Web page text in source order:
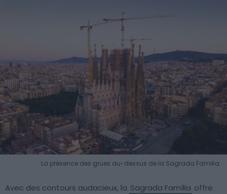
La présence des grues au-dessus de la Sagrada Familia
Avec des contours audacieux, la Sagrada Família offre